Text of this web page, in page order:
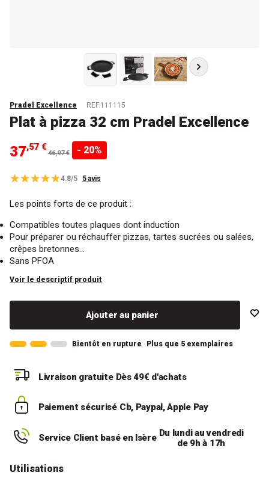
Pradel Excellence REF.111115
Plat à pizza 32 cm Pradel Excellence
37,57 €
46,97 € - 20%
4.8/5 5 avis
Les points forts de ce produit :
Compatibles toutes plaques dont induction
Pour préparer ou réchauffer pizzas, tartes sucrées ou salées,
crêpes bretonnes…
Sans PFOA
Voir le descriptif produit
Ajouter au panier
Bientôt en rupture Plus que 5 exemplaires
Livraison gratuite Dès 49€ d'achats
Paiement sécurisé Cb, Paypal, Apple Pay
Service Client basé en Isère Du lundi au vendredi
de 9h à 17h
Utilisations